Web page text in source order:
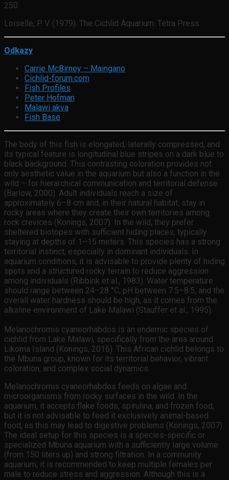
250.
Loiselle, P. V. (1979). The Cichlid Aquarium. Tetra Press.
Odkazy
Carrie McBirney – Maingano
Cichlid-forum.com
Fish Profiles
Peter Hofman
Malawi akva
Fish Base
The body of this fish is elongated, laterally compressed, and
its typical feature is longitudinal blue stripes on a dark blue to
black background. This contrasting coloration provides not
only aesthetic value in the aquarium but also a function in the
wild – for hierarchical communication and territorial defense
(Barlow, 2000). Adult individuals reach a size of
approximately 6–8 cm and, in their natural habitat, stay in
rocky areas where they create their own territories among
rock crevices (Konings, 2007). In the wild, they prefer
sheltered biotopes with sufficient hiding places, typically
staying at depths of 1–15 meters. This species has a strong
territorial instinct, especially in dominant individuals. In
aquarium conditions, it is advisable to provide plenty of hiding
spots and a structured rocky terrain to reduce aggression
among individuals (Ribbink et al., 1983). Water temperature
should range between 24–28 °C, pH between 7.5–8.5, and the
overall water hardness should be high, as it comes from the
alkaline environment of Lake Malawi (Stauffer et al., 1995).
Melanochromis cyaneorhabdos is an endemic species of
cichlid from Lake Malawi, specifically from the area around
Likoma Island (Konings, 2016). This African cichlid belongs to
the Mbuna group, known for its territorial behavior, vibrant
coloration, and complex social dynamics.
Melanochromis cyaneorhabdos feeds on algae and
microorganisms from rocky surfaces in the wild. In the
aquarium, it accepts flake foods, spirulina, and frozen food,
but it is not advisable to feed it exclusively animal-based
food, as this may lead to digestive problems (Konings, 2007).
The ideal setup for this species is a species-specific or
specialized Mbuna aquarium with a sufficiently large volume
(from 150 liters up) and strong filtration. In a community
aquarium, it is recommended to keep multiple females per
male to reduce stress and aggression. Although this is a